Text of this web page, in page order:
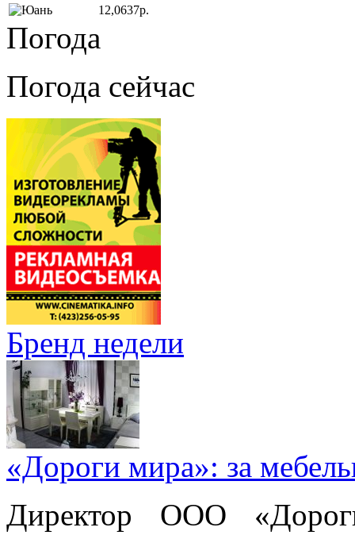
12,0637р.
Погода
Погода сейчас
Бренд недели
«Дороги мира»: за
Директор ООО